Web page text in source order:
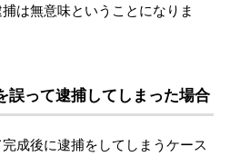
は無意味ということになりま
誤って逮捕してしまった場合
成後に逮捕をしてしまうケース